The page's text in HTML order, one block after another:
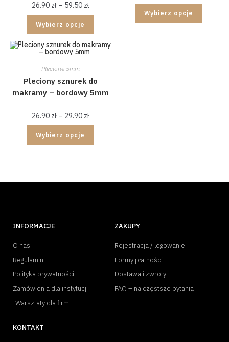
26.90 zł – 59.50 zł
Wybierz opcje
Wybierz opcje
Plecione 5mm
Pleciony sznurek do
makramy – bordowy 5mm
26.90 zł – 29.90 zł
Wybierz opcje
INFORMACJE
O nas
Regulamin
Polityka prywatności
Zamówienia dla instytucji
Warsztaty dla firm
ZAKUPY
Rejestracja / logowanie
Formy płatności
Dostawa i zwroty
FAQ – najczęstsze pytania
KONTAKT